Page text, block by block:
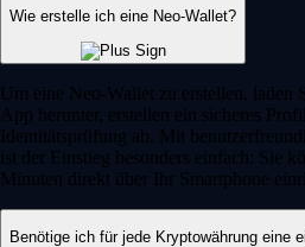
Wie erstelle ich eine Neo-Wallet?
Um eine Neo-Wallet zu erstellen, laden
App herunter, erstellen ein sicheres
Identitätsprüfung ab. Mit
ist der Einstieg besonders einfach: Sie
Minuten direkt über Ihr Smartphone
Benötige ich für jede Kryptowährung eine